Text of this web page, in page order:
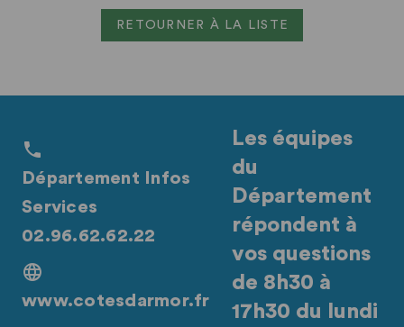
RETOURNER À LA LISTE
Département Infos
Services
02.96.62.62.22
www.cotesdarmor.fr
Les équipes
du
Département
répondent à
vos questions
de 8h30 à
17h30 du lundi